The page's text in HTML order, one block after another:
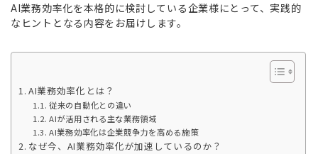
AI業務効率化を本格的に検討している企業様にとって、実践的
なヒントとなる内容をお届けします。
AI業務効率化とは？
従来の自動化との違い
AIが活用される主な業務領域
AI業務効率化は企業競争力を高める施策
なぜ今、AI業務効率化が加速しているのか？